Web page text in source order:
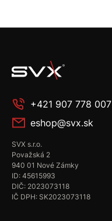
+421 907 778 007
eshop@svx.sk
SVX s.r.o.
Považská 2
940 01 Nové Zámky
ID: 45615993
DIČ: 2023073118
IČ DPH: SK2023073118